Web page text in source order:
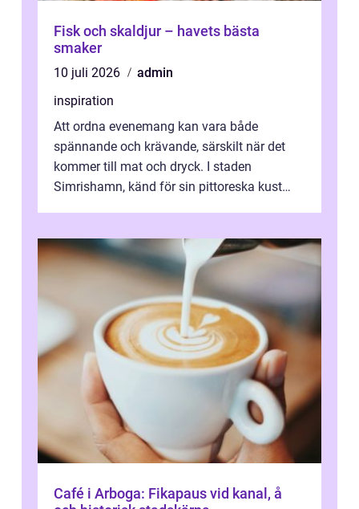
Fisk och skaldjur – havets bästa
smaker
10 juli 2026
admin
inspiration
Att ordna evenemang kan vara både
spännande och krävande, särskilt när det
kommer till mat och dryck. I staden
Simrishamn, känd för sin pittoreska kust
Café i Arboga: Fikapaus vid kanal, å